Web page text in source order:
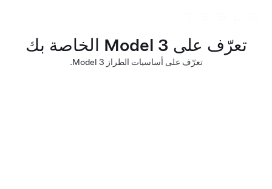
تعرّف على Model 3 الخاصة بك
تعرّف على أساسيات الطراز Model 3.